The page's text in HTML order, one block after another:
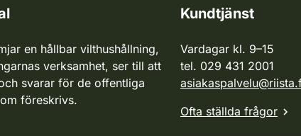
en hållbar vilthushållning,
verksamhet, ser till att
svarar för de offentliga
föreskrivs.
Kundtjänst
Vardagar kl. 9–15
tel. 029 431 2001
Ofta ställda frågor